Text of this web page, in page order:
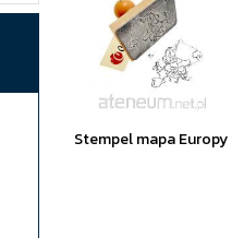
Stempel mapa Europy